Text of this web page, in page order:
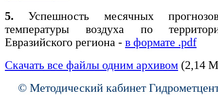
5. Успешность месячных
температуры воздуха по
Евразийского региона - в формате .pdf
Скачать все файлы одним архивом (2,14
© Методический кабинет